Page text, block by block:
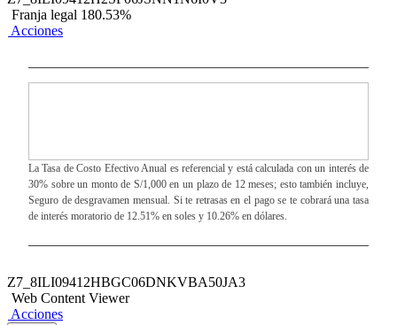
Franja legal 180.53%
Acciones
La Tasa de Costo Efectivo Anual es referencial y está calculada con un interés de
30% sobre un monto de S/1,000 en un plazo de 12 meses; esto también incluye,
Seguro de desgravamen mensual. Si te retrasas en el pago se te cobrará una tasa
de interés moratorio de 12.51% en soles y 10.26% en dólares.
Z7_8ILI09412HBGC06DNKVBA50JA3
Web Content Viewer
Acciones